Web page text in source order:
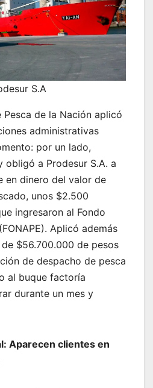
S.A
Pesca de la Nación aplicó
administrativas
por un lado,
obligó a Prodesur S.A. a
en dinero del valor de
unos $2.500
ingresaron al Fondo
Aplicó además
$56.700.000 de pesos
de despacho de pesca
al buque factoría
durante un mes y
Aparecen clientes en